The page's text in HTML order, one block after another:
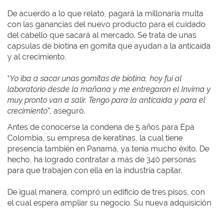
De acuerdo a lo que relató, pagará la millonaria multa
con las ganancias del nuevo producto para el cuidado
del cabello que sacará al mercado. Se trata de unas
capsulas de biotina en gomita que ayudan a la anticaída
y al crecimiento.
“Yo iba a sacar unas gomitas de biotina, hoy fui al
laboratorio desde la mañana y me entregaron el Invima y
muy pronto van a salir. Tengo para la anticaída y para el
crecimiento”, aseguró.
Antes de conocerse la condena de 5 años para Epa
Colombia, su empresa de keratinas, la cual tiene
presencia también en Panamá, ya tenía mucho éxito. De
hecho, ha logrado contratar a más de 340 personas
para que trabajen con ella en la industria capilar.
De igual manera, compró un edificio de tres pisos, con
el cual espera ampliar su negocio. Su nueva adquisición